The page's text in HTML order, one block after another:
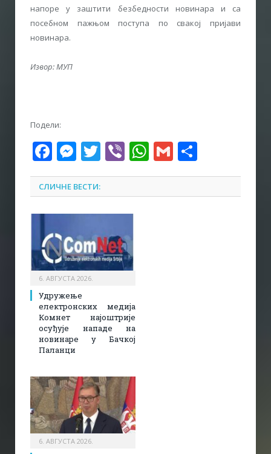
напоре у заштити безбедности новинара и са
посебном пажњом поступа по свакој пријави
новинара.
Извор: МУП
Подели:
Facebook
Messenger
Twitter
ViberWhatsApp
Gmail
СЛИЧНЕ ВЕСТИ:
6. АВГУСТА 2026.
Удружење
електронских медија
Комнет најоштрије
осуђује нападе на
новинаре у Бачкој
Паланци
6. АВГУСТА 2026.